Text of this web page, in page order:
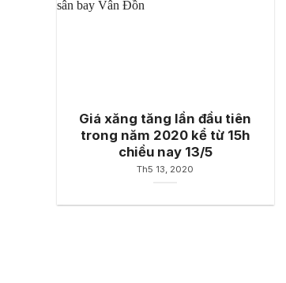
Giá xăng tăng lần đầu tiên
trong năm 2020 kể từ 15h
chiều nay 13/5
Th5 13, 2020